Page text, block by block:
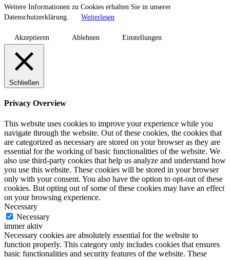
Weitere Informationen zu Cookies erhalten Sie in unserer
Datenschutzerklärung.
Weiterlesen
Akzeptieren Ablehnen Einstellungen
Schließen
Privacy Overview
This website uses cookies to improve your experience while you
navigate through the website. Out of these cookies, the cookies that
are categorized as necessary are stored on your browser as they are
essential for the working of basic functionalities of the website. We
also use third-party cookies that help us analyze and understand how
you use this website. These cookies will be stored in your browser
only with your consent. You also have the option to opt-out of these
cookies. But opting out of some of these cookies may have an effect
on your browsing experience.
Necessary
Necessary
immer aktiv
Necessary cookies are absolutely essential for the website to
function properly. This category only includes cookies that ensures
basic functionalities and security features of the website. These